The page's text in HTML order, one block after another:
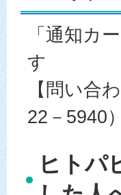
「通知カ
す
【問い合
22－5940）
ヒトパ